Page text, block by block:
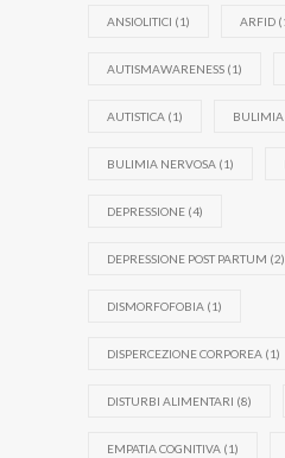
ANSIOLITICI (1) ARFID
AUTISMAWARENESS (1)
AUTISTICA (1) BULIMIA
BULIMIA NERVOSA (1)
DEPRESSIONE (4)
DEPRESSIONE POST PARTUM (2)
DISMORFOFOBIA (1)
DISPERCEZIONE CORPOREA (1)
DISTURBI ALIMENTARI (8)
EMPATIA COGNITIVA (1)